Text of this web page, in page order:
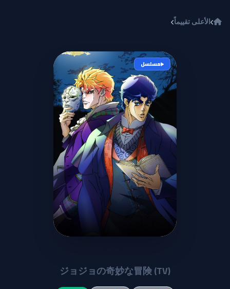
الأعلى تقييماً
مسلسل
JoJo no Kimyou na Bouken
ジョジョの奇妙な冒険 (TV)